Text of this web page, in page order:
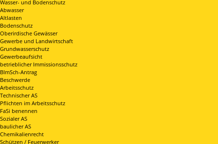
Wasser- und Bodenschutz
Abwasser
Altlasten
Bodenschutz
Oberirdische Gewässer
Gewerbe und Landwirtschaft
Grundwasserschutz
Gewerbeaufsicht
betrieblicher Immissionsschutz
BImSch-Antrag
Beschwerde
Arbeitsschutz
Technischer AS
Pflichten im Arbeitsschutz
FaSi benennen
Sozialer AS
baulicher AS
Chemikalienrecht
Schützen / Feuerwerker